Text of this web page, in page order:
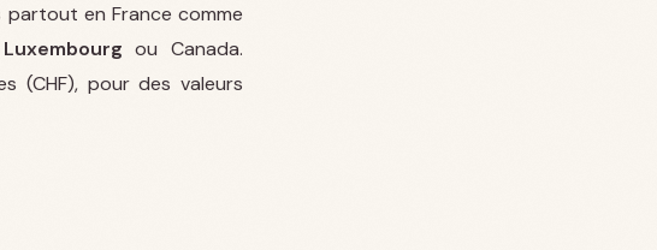
partout en France comme
ou Canada.
(CHF), pour des valeurs